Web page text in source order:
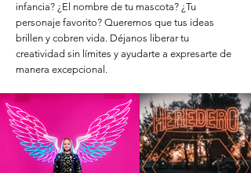
infancia? ¿El nombre de tu mascota? ¿Tu
personaje favorito? Queremos que tus ideas
brillen y cobren vida. Déjanos liberar tu
creatividad sin límites y ayudarte a expresarte de
manera excepcional.